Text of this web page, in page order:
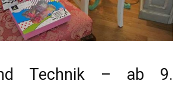
Technik – ab 9.